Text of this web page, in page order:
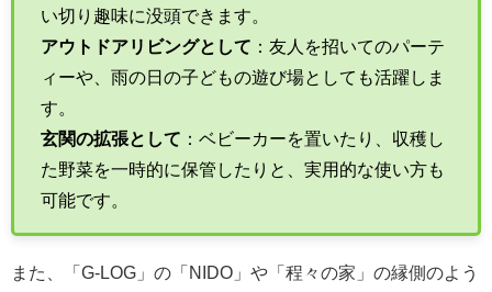
い切り趣味に没頭できます。
アウトドアリビングとして ：友人を招いてのパーテ
ィーや、雨の日の子どもの遊び場としても活躍しま
す。
玄関の拡張として ：ベビーカーを置いたり、収穫し
た野菜を一時的に保管したりと、実用的な使い方も
可能です。
また、「G-LOG」の「NIDO」や「程々の家」の縁側のよう